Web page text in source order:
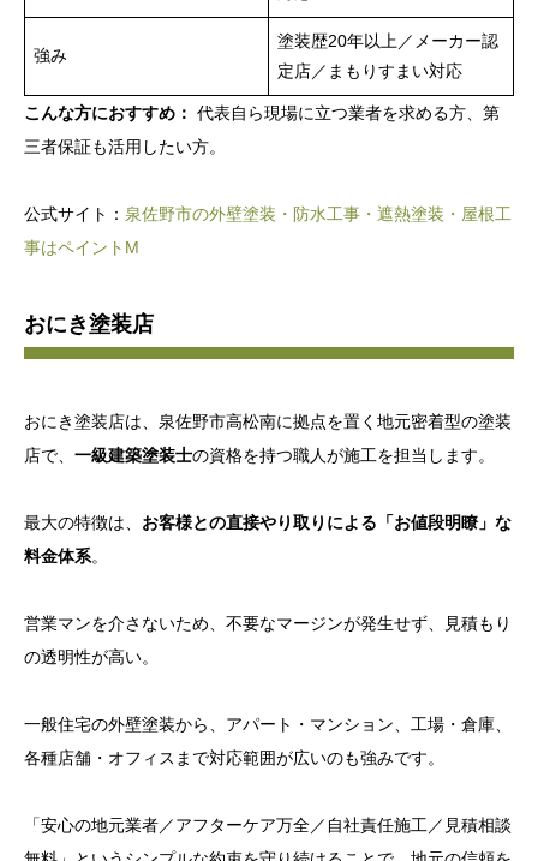
強み
塗装歴20年以上／メーカー認
定店／まもりすまい対応
こんな方におすすめ： 代表自ら現場に立つ業者を求める方、第
三者保証も活用したい方。
公式サイト： 泉佐野市の外壁塗装・防水工事・遮熱塗装・屋根工
事はペイントM
おにき塗装店
おにき塗装店は、泉佐野市高松南に拠点を置く地元密着型の塗装
店で、 一級建築塗装士の資格を持つ職人が施工を担当します。
最大の特徴は、 お客様との直接やり取りによる「お値段明瞭」な
料金体系。
営業マンを介さないため、不要なマージンが発生せず、見積もり
の透明性が高い。
一般住宅の外壁塗装から、アパート・マンション、工場・倉庫、
各種店舗・オフィスまで対応範囲が広いのも強みです。
「安心の地元業者／アフターケア万全／自社責任施工／見積相談